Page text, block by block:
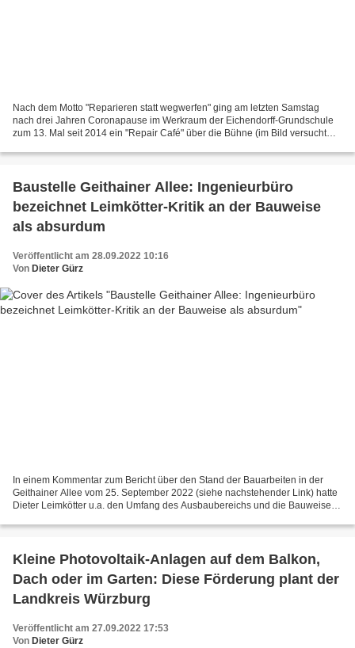
Nach dem Motto "Reparieren statt wegwerfen" ging am letzten Samstag
nach drei Jahren Coronapause im Werkraum der Eichendorff-Grundschule
zum 13. Mal seit 2014 ein "Repair Café" über die Bühne (im Bild versucht
Baustelle Geithainer Allee: Ingenieurbüro
bezeichnet Leimkötter-Kritik an der Bauweise
als absurdum
Veröffentlicht am 28.09.2022 10:16
Von Dieter Gürz
In einem Kommentar zum Bericht über den Stand der Bauarbeiten in der
Geithainer Allee vom 25. September 2022 (siehe nachstehender Link) hatte
Dieter Leimkötter u.a. den Umfang des Ausbaubereichs und die Bauweise
Kleine Photovoltaik-Anlagen auf dem Balkon,
Dach oder im Garten: Diese Förderung plant der
Landkreis Würzburg
Veröffentlicht am 27.09.2022 17:53
Von Dieter Gürz